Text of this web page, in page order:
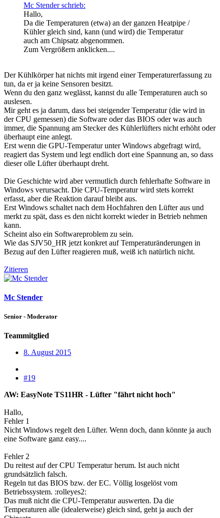
Mc Stender schrieb:
Hallo,
Da die Temperaturen (etwa) an der ganzen Heatpipe /
Kühler gleich sind, kann (und wird) die Temperatur
auch am Chipsatz abgenommen.
Zum Vergrößern anklicken....
Der Kühlkörper hat nichts mit irgend einer Temperaturerfassung zu
tun, da er ja keine Sensoren besitzt.
Wenn du den ganz weglässt, kannst du alle Temperaturen auch so
auslesen.
Mir geht es ja darum, dass bei steigender Temperatur (die wird in
der CPU gemessen) die Software oder das BIOS oder was auch
immer, die Spannung am Stecker des Kühlerlüfters nicht erhöht oder
überhaupt eine anlegt.
Erst wenn die GPU-Temperatur unter Windows abgefragt wird,
reagiert das System und legt endlich dort eine Spannung an, so dass
dieser olle Lüfter überhaupt dreht.
Die Geschichte wird aber vermutlich durch fehlerhafte Software in
Windows verursacht. Die CPU-Temperatur wird stets korrekt
erfasst, aber die Reaktion darauf bleibt aus.
Erst Windows schaltet nach dem Hochfahren den Lüfter aus und
merkt zu spät, dass es den nicht korrekt wieder in Betrieb nehmen
kann.
Scheint also ein Softwareproblem zu sein.
Wie das SJV50_HR jetzt konkret auf Temperaturänderungen in
Bezug auf den Lüfter reagieren muß, weiß ich natürlich nicht.
Zitieren
Mc Stender
Senior - Moderator
Teammitglied
8. August 2015
#19
AW: EasyNote TS11HR - Lüfter "fährt nicht hoch"
Hallo,
Fehler 1
Nicht Windows regelt den Lüfter. Wenn doch, dann könnte ja auch
eine Software ganz easy....
Fehler 2
Du reitest auf der CPU Temperatur herum. Ist auch nicht
grundsätzlich falsch.
Regeln tut das BIOS bzw. der EC. Völlig losgelöst vom
Betriebssystem. :rolleyes2:
Das muß nicht die CPU-Temperatur auswerten. Da die
Temperaturen alle (idealerweise) gleich sind, geht ja auch der